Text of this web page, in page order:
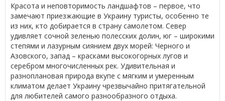
Красота и неповторимость ландшафтов – первое, что
замечают приезжающие в Украину туристы, особенно те
из них, кто добирается в страну самолетом. Север
удивляет сочной зеленью полесских долин, юг – широкими
степями и лазурным сиянием двух морей: Черного и
Азовского, запад – красками высокогорных лугов и
серебром многочисленных рек. Удивительная и
разноплановая природа вкупе с мягким и умеренным
климатом делает Украину чрезвычайно притягательной
для любителей самого разнообразного отдыха.